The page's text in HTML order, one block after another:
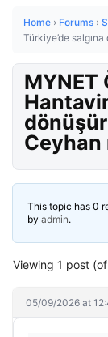
Home › Forums ›
Türkiye’de
MYNET
This topic has 0
by admin.
Viewing 1 post
05/09/2026 at